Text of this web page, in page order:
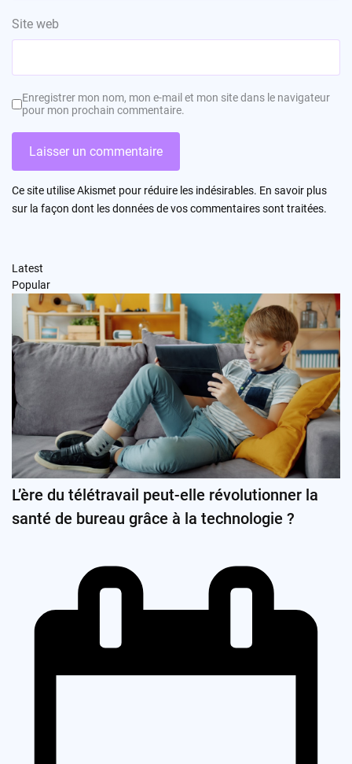
Site web
Enregistrer mon nom, mon e-mail et mon site dans le navigateur
pour mon prochain commentaire.
Ce site utilise Akismet pour réduire les indésirables. En savoir plus
sur la façon dont les données de vos commentaires sont traitées.
Latest
Popular
L’ère du télétravail peut-elle révolutionner la
santé de bureau grâce à la technologie ?